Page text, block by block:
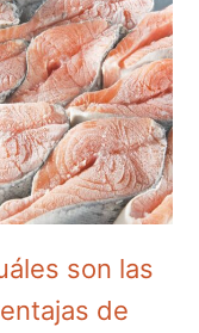
son las
de